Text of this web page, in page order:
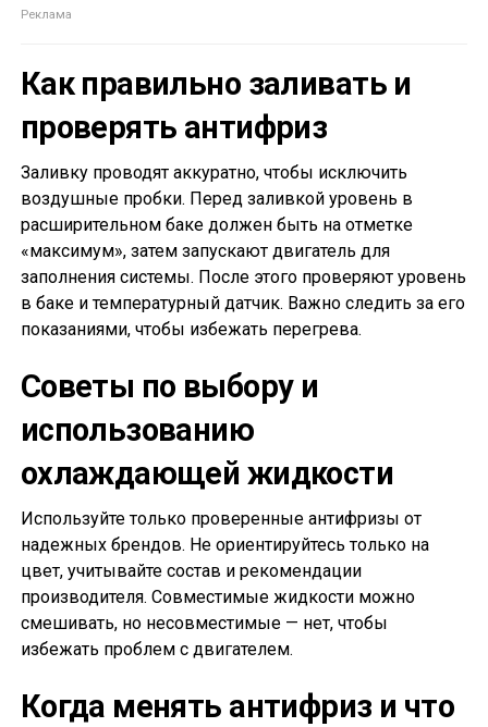
Как правильно заливать и
проверять антифриз
Заливку проводят аккуратно, чтобы исключить
воздушные пробки. Перед заливкой уровень в
расширительном баке должен быть на отметке
«максимум», затем запускают двигатель для
заполнения системы. После этого проверяют уровень
в баке и температурный датчик. Важно следить за его
показаниями, чтобы избежать перегрева.
Советы по выбору и
использованию
охлаждающей жидкости
Используйте только проверенные антифризы от
надежных брендов. Не ориентируйтесь только на
цвет, учитывайте состав и рекомендации
производителя. Совместимые жидкости можно
смешивать, но несовместимые — нет, чтобы
избежать проблем с двигателем.
Когда менять антифриз и что